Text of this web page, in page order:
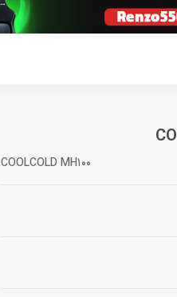
COOLCOLD MH100